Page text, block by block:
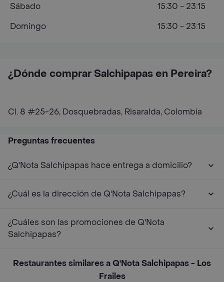
¿Dónde comprar Salchipapas en Pereira?
Cl. 8 #25-26, Dosquebradas, Risaralda, Colombia
Sábado
15:30 - 23:15
Domingo
15:30 - 23:15
Preguntas frecuentes
¿Q'Nota Salchipapas hace entrega a domicilio?
¿Cuál es la dirección de Q'Nota Salchipapas?
¿Cuáles son las promociones de Q'Nota
Salchipapas?
Restaurantes similares a Q'Nota Salchipapas - Los
Frailes